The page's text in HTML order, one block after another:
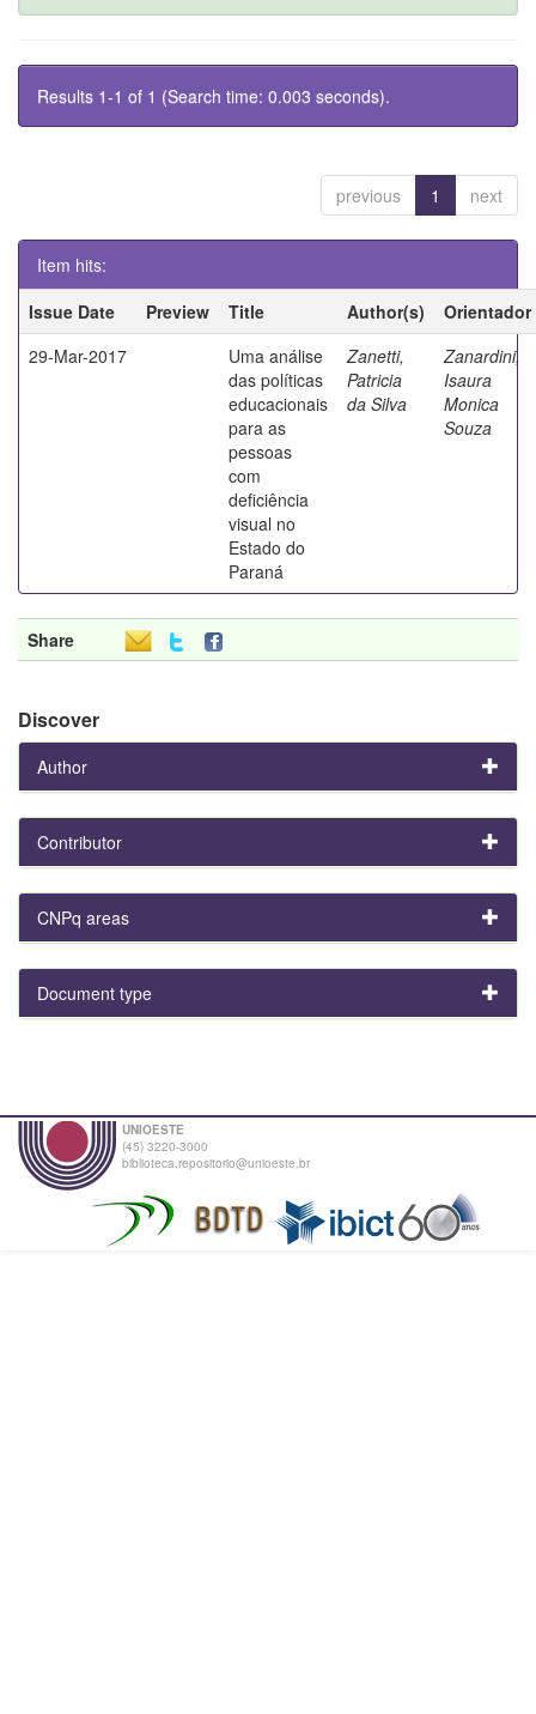
Results 1-1 of 1 (Search time: 0.003 seconds).
previous 1 next
Item hits:
Issue Date
Preview Title Author(s)
Orientador
29-Mar-2017
Uma análise
das políticas
educacionais
para as
pessoas
com
deficiência
visual no
Estado do
Paraná
Zanetti,
Patricia
da Silva
Zanardini,
Isaura
Monica
Souza
Share
Discover
Author
Contributor
CNPq areas
Document type
UNIOESTE
(45) 3220-3000
biblioteca.repositorio@unioeste.br